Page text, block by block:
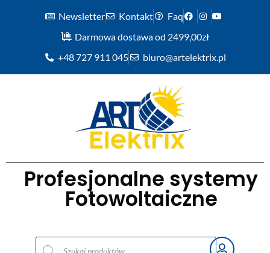
Newsletter Kontakt
Faq
Darmowa dostawa od 2499,00zł
+48 727 911 045
biuro@artelektrix.pl
Profesjonalne systemy
Fotowoltaiczne